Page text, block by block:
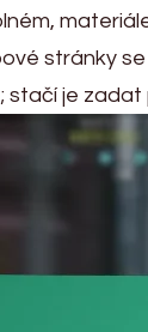
stránky
je zadat